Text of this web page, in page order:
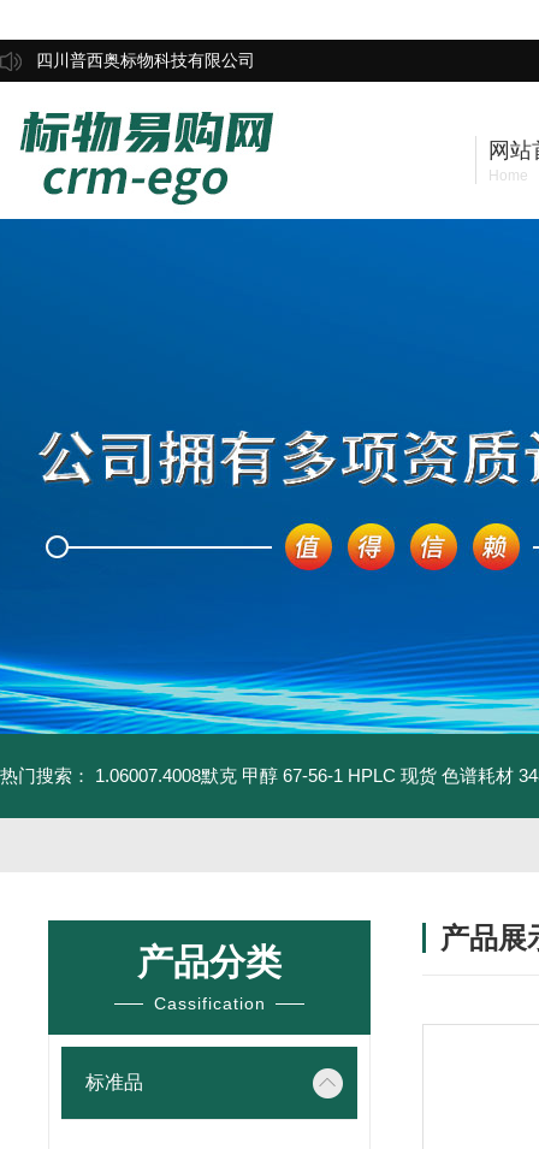
四川普西奥标物科技有限公司
网站
Home
热门搜索： 1.06007.4008默克 甲醇 67-56-1 HPLC 现货 色谱耗材
产品分类
Cassification
标准品
产品展